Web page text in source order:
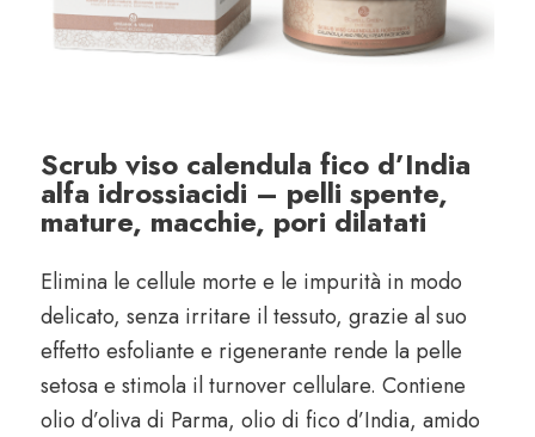
Scrub viso calendula fico d’India
alfa idrossiacidi – pelli spente,
mature, macchie, pori dilatati
Elimina le cellule morte e le impurità in modo
delicato, senza irritare il tessuto, grazie al suo
effetto esfoliante e rigenerante rende la pelle
setosa e stimola il turnover cellulare. Contiene
olio d’oliva di Parma, olio di fico d’India, amido